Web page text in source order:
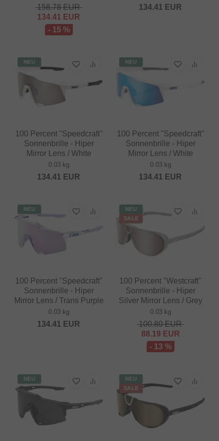
158.78EUR
134.41 EUR
- 15 %
134.41 EUR
NEU
100 Percent "Speedcraft"
Sonnenbrille - Hiper
Mirror Lens / White
0.03 kg
134.41 EUR
NEU
100 Percent "Speedcraft"
Sonnenbrille - Hiper
Mirror Lens / White
0.03 kg
134.41 EUR
NEU
100 Percent "Speedcraft"
Sonnenbrille - Hiper
Mirror Lens / Trans Purple
0.03 kg
134.41 EUR
NEU
SALE
100 Percent "Westcraft"
Sonnenbrille - Hiper
Silver Mirror Lens / Grey
0.03 kg
100.80EUR
88.19 EUR
- 13 %
NEU
NEU
SALE